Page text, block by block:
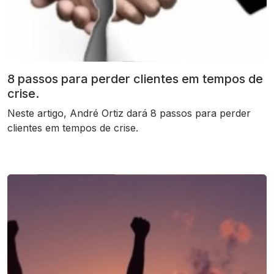
8 passos para perder clientes em tempos de
crise.
Neste artigo, André Ortiz dará 8 passos para perder
clientes em tempos de crise.